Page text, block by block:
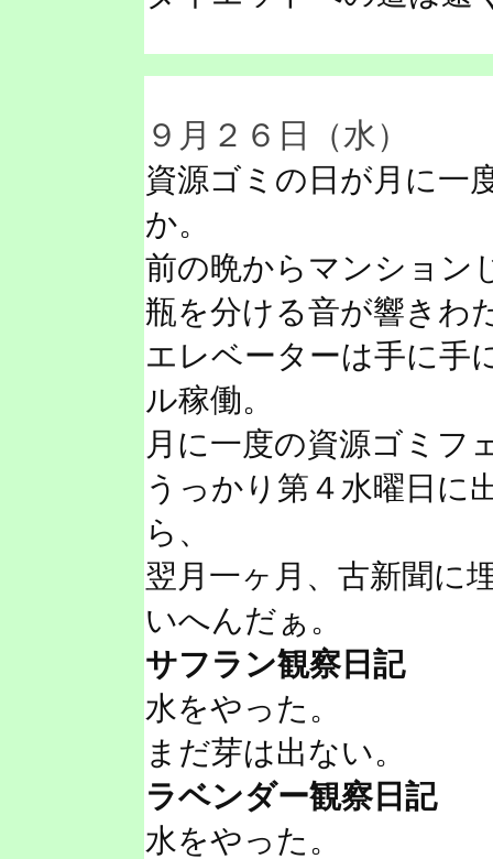
９月２６日（水）
資源ゴミの日が月に一
か。
前の晩からマンション
瓶を分ける音が響きわ
エレベーターは手に手
ル稼働。
月に一度の資源ゴミフ
うっかり第４水曜日に
ら、
翌月一ヶ月、古新聞に
いへんだぁ。
サフラン観察日記
水をやった。
まだ芽は出ない。
ラベンダー観察日記
水をやった。